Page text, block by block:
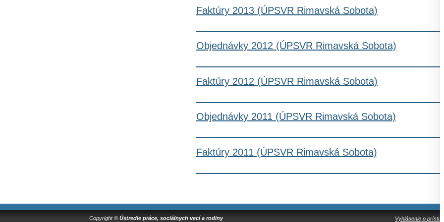
Faktúry 2013 (ÚPSVR Rimavská Sobota)
Objednávky 2012 (ÚPSVR Rimavská Sobota)
Faktúry 2012 (ÚPSVR Rimavská Sobota)
Objednávky 2011 (ÚPSVR Rimavská Sobota)
Faktúry 2011 (ÚPSVR Rimavská Sobota)
Copyright © Ústredie práce, sociálnych vecí a rodiny Vyhlásenie o